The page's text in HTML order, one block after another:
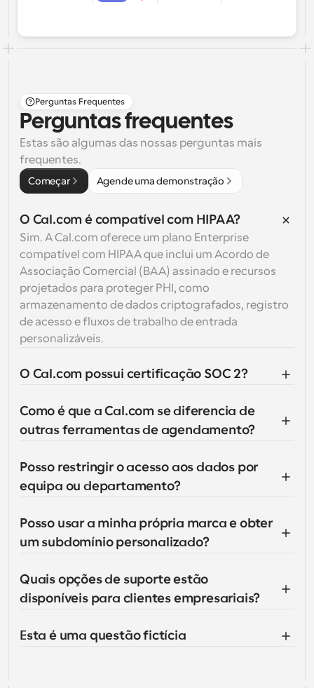
Perguntas Frequentes
Perguntas frequentes
Estas são algumas das nossas perguntas mais
frequentes.
Começar Agende uma demonstração
O Cal.com é compatível com HIPAA?
Sim. A Cal.com oferece um plano Enterprise
compatível com HIPAA que inclui um Acordo de
Associação Comercial (BAA) assinado e recursos
projetados para proteger PHI, como
armazenamento de dados criptografados, registro
de acesso e fluxos de trabalho de entrada
personalizáveis.
O Cal.com possui certificação SOC 2?
Como é que a Cal.com se diferencia de
outras ferramentas de agendamento?
Posso restringir o acesso aos dados por
equipa ou departamento?
Posso usar a minha própria marca e obter
um subdomínio personalizado?
Quais opções de suporte estão
disponíveis para clientes empresariais?
Esta é uma questão fictícia